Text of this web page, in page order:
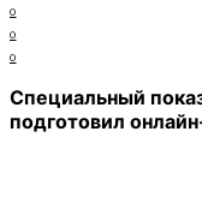
0
0
0
Специальный
подготовил